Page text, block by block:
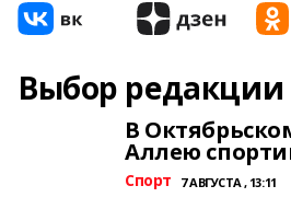
Выбор редакции
В
Аллею
Спорт 7 АВГУСТА , 13:11